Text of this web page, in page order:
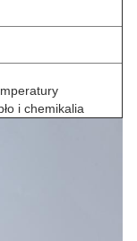
i chemikalia